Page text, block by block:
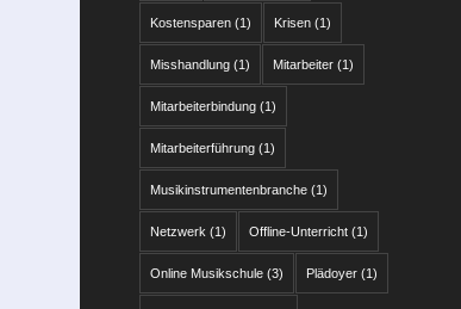
Kostensparen (1) Krisen (1)
Misshandlung (1) Mitarbeiter (1)
Mitarbeiterbindung (1)
Mitarbeiterführung (1)
Musikinstrumentenbranche (1)
Netzwerk (1) Offline-Unterricht (1)
Online Musikschule (3) Plädoyer (1)